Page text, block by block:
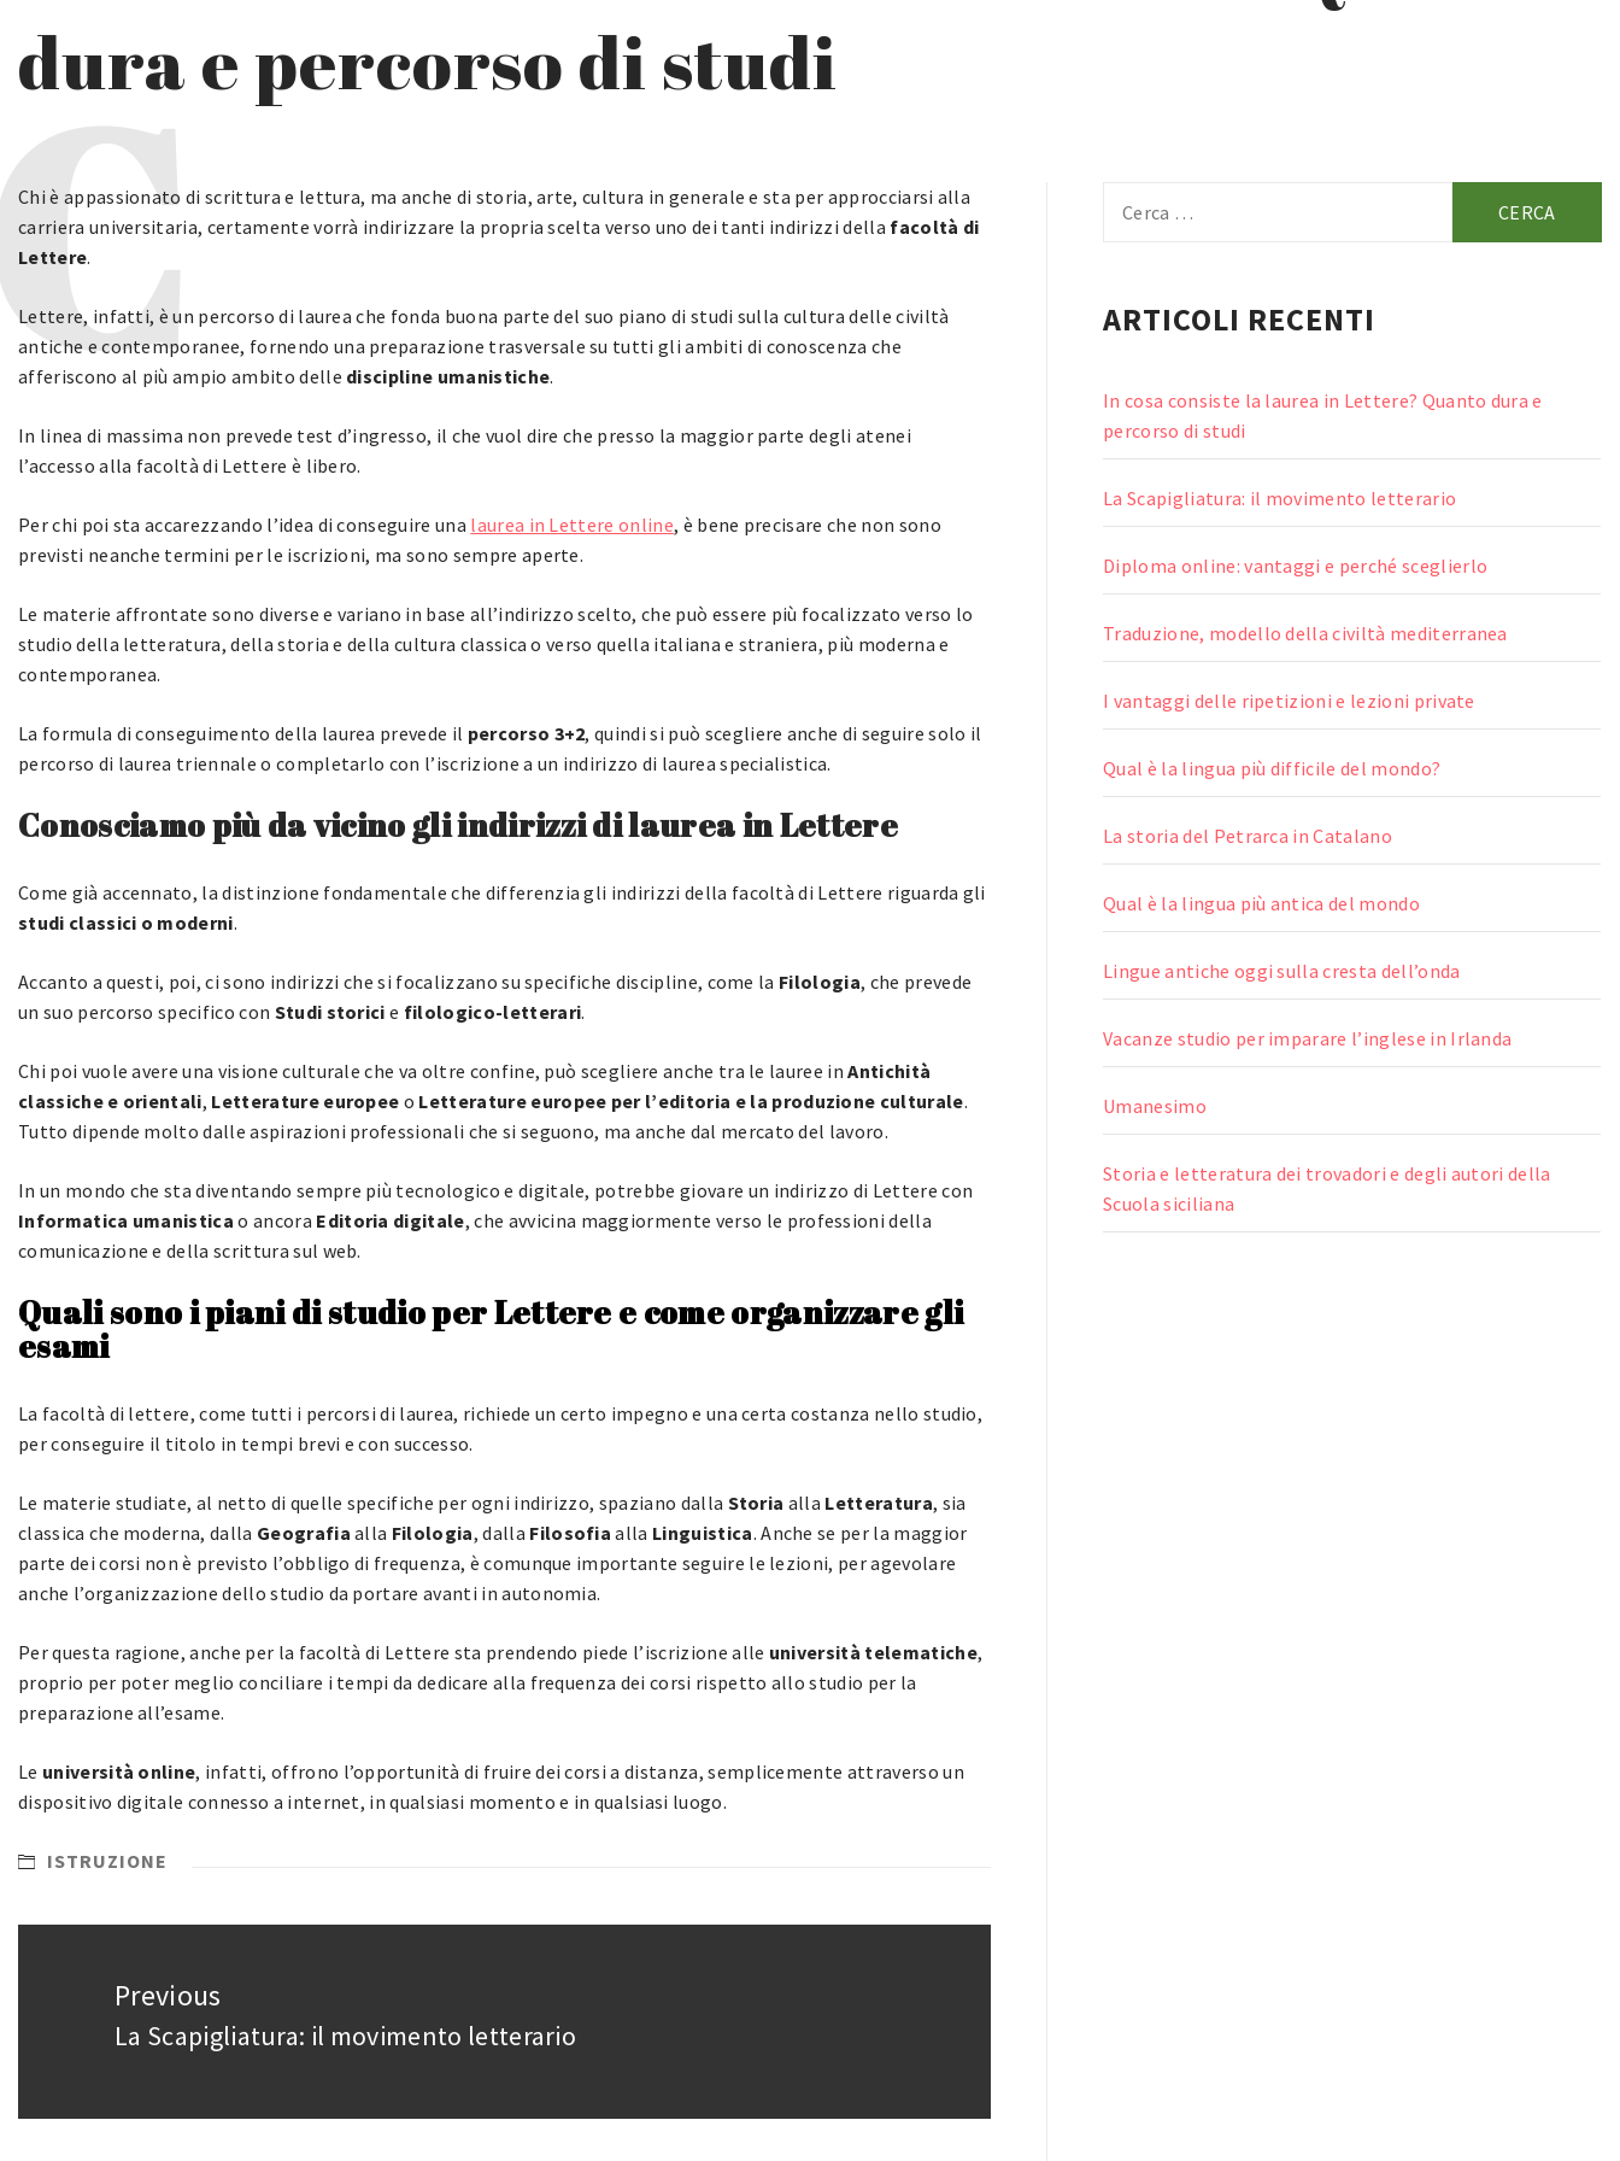
dura e percorso di studi
Chi è appassionato di scrittura e lettura, ma anche di storia, arte, cultura in generale e sta per approcciarsi alla
carriera universitaria, certamente vorrà indirizzare la propria scelta verso uno dei tanti indirizzi della facoltà di
Lettere.
Lettere, infatti, è un percorso di laurea che fonda buona parte del suo piano di studi sulla cultura delle civiltà
antiche e contemporanee, fornendo una preparazione trasversale su tutti gli ambiti di conoscenza che
afferiscono al più ampio ambito delle discipline umanistiche.
In linea di massima non prevede test d’ingresso, il che vuol dire che presso la maggior parte degli atenei
l’accesso alla facoltà di Lettere è libero.
Per chi poi sta accarezzando l’idea di conseguire una laurea in Lettere online, è bene precisare che non sono
previsti neanche termini per le iscrizioni, ma sono sempre aperte.
Le materie affrontate sono diverse e variano in base all’indirizzo scelto, che può essere più focalizzato verso lo
studio della letteratura, della storia e della cultura classica o verso quella italiana e straniera, più moderna e
contemporanea.
La formula di conseguimento della laurea prevede il percorso 3+2, quindi si può scegliere anche di seguire solo il
percorso di laurea triennale o completarlo con l’iscrizione a un indirizzo di laurea specialistica.
Conosciamo più da vicino gli indirizzi di laurea in Lettere
Come già accennato, la distinzione fondamentale che differenzia gli indirizzi della facoltà di Lettere riguarda gli
studi classici o moderni.
Accanto a questi, poi, ci sono indirizzi che si focalizzano su specifiche discipline, come la Filologia, che prevede
un suo percorso specifico con Studi storici e filologico-letterari.
Chi poi vuole avere una visione culturale che va oltre confine, può scegliere anche tra le lauree inAntichità
classiche e orientali, Letterature europee o Letterature europee per l’editoria e la produzione culturale.
Tutto dipende molto dalle aspirazioni professionali che si seguono, ma anche dal mercato del lavoro.
In un mondo che sta diventando sempre più tecnologico e digitale, potrebbe giovare un indirizzo di Lettere con
Informatica umanistica o ancora Editoria digitale, che avvicina maggiormente verso le professioni della
comunicazione e della scrittura sul web.
Quali sono i piani di studio per Lettere e come organizzare gli
esami
La facoltà di lettere, come tutti i percorsi di laurea, richiede un certo impegno e una certa costanza nello studio,
per conseguire il titolo in tempi brevi e con successo.
Le materie studiate, al netto di quelle specifiche per ogni indirizzo, spaziano dalla Storia alla Letteratura, sia
classica che moderna, dalla Geografia alla Filologia, dalla Filosofia alla Linguistica. Anche se per la maggior
parte dei corsi non è previsto l’obbligo di frequenza, è comunque importante seguire le lezioni, per agevolare
anche l’organizzazione dello studio da portare avanti in autonomia.
Per questa ragione, anche per la facoltà di Lettere sta prendendo piede l’iscrizione alle università telematiche,
proprio per poter meglio conciliare i tempi da dedicare alla frequenza dei corsi rispetto allo studio per la
preparazione all’esame.
Le università online, infatti, offrono l’opportunità di fruire dei corsi a distanza, semplicemente attraverso un
dispositivo digitale connesso a internet, in qualsiasi momento e in qualsiasi luogo.
ISTRUZIONE
articoliPrevious
Previous
La Scapigliatura: il movimento letterario
per:
ARTICOLI RECENTI
In cosa consiste la laurea in Lettere? Quanto dura e
percorso di studi
La Scapigliatura: il movimento letterario
Diploma online: vantaggi e perché sceglierlo
Traduzione, modello della civiltà mediterranea
I vantaggi delle ripetizioni e lezioni private
Qual è la lingua più difficile del mondo?
La storia del Petrarca in Catalano
Qual è la lingua più antica del mondo
Lingue antiche oggi sulla cresta dell’onda
Vacanze studio per imparare l’inglese in Irlanda
Umanesimo
Storia e letteratura dei trovadori e degli autori della
Scuola siciliana